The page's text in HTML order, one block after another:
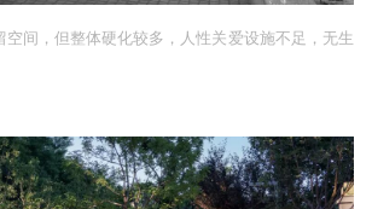
间，但整体硬化较多，人性关爱设施不足，无生